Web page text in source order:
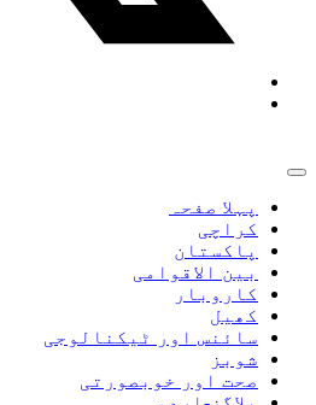
پہلا صفحہ
کراچی
پاکستان
بین الاقوامی
کاروبار
کھیل
سائنس اور ٹیکنالوجی
شوبز
صحت اور خوبصورتی